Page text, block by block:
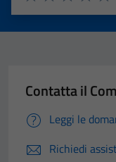
Valuta
Valuta 3
Valuta 2 stelle
Valuta 1 stelle su 5
Contatta il
Leggi le
Richiedi